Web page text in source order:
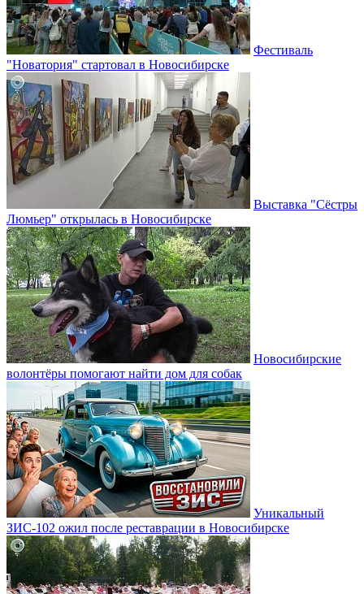
Фестиваль
"Новатория" стартовал в Новосибирске
Выставка "Сёстры
Люмьер" открылась в Новосибирске
Новосибирские
волонтёры помогают найти дом для собак
Уникальный
ЗИС-102 ожил после реставрации в Новосибирске